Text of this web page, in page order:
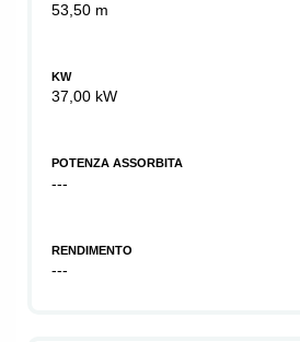
53,50 m
KW
37,00 kW
POTENZA ASSORBITA
---
RENDIMENTO
---